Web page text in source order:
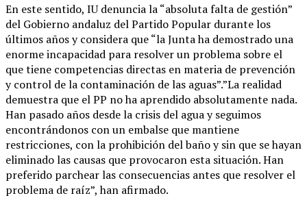
En este sentido, IU denuncia la “absoluta falta de gestión”
del Gobierno andaluz del Partido Popular durante los
últimos años y considera que “la Junta ha demostrado una
enorme incapacidad para resolver un problema sobre el
que tiene competencias directas en materia de prevención
y control de la contaminación de las aguas”.”La realidad
demuestra que el PP no ha aprendido absolutamente nada.
Han pasado años desde la crisis del agua y seguimos
encontrándonos con un embalse que mantiene
restricciones, con la prohibición del baño y sin que se hayan
eliminado las causas que provocaron esta situación. Han
preferido parchear las consecuencias antes que resolver el
problema de raíz”, han afirmado.